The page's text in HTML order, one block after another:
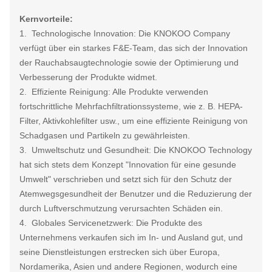
Kernvorteile:
1. Technologische Innovation: Die KNOKOO Company
verfügt über ein starkes F&E-Team, das sich der Innovation
der Rauchabsaugtechnologie sowie der Optimierung und
Verbesserung der Produkte widmet.
2. Effiziente Reinigung: Alle Produkte verwenden
fortschrittliche Mehrfachfiltrationssysteme, wie z. B. HEPA-
Filter, Aktivkohlefilter usw., um eine effiziente Reinigung von
Schadgasen und Partikeln zu gewährleisten.
3. Umweltschutz und Gesundheit: Die KNOKOO Technology
hat sich stets dem Konzept "Innovation für eine gesunde
Umwelt" verschrieben und setzt sich für den Schutz der
Atemwegsgesundheit der Benutzer und die Reduzierung der
durch Luftverschmutzung verursachten Schäden ein.
4. Globales Servicenetzwerk: Die Produkte des
Unternehmens verkaufen sich im In- und Ausland gut, und
seine Dienstleistungen erstrecken sich über Europa,
Nordamerika, Asien und andere Regionen, wodurch eine